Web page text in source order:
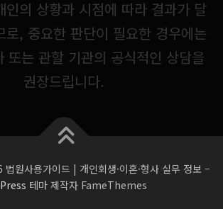
인의 상황과 시점에 따라 결과가 달
로, 중요한 판단이 필요한 경우에는
또는 관할 기관의 공식적인 상담을
권장드립니다.
사용가이드 | 개인회생·이혼·형사 실무 정보 –
테마 제작자 FameThemes